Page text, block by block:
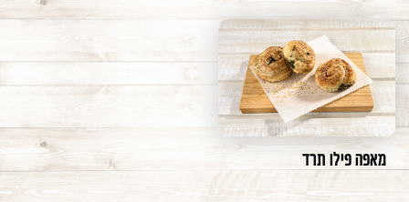
מאפים אישיים לאפייה- חלבי
מאפים מלוחים לאפייה - חלבי
מאפים מלוחים לאפייה - פרווה
מאפים מתוקים לאפייה - חלבי
מאפים מתוקים לאפייה - פרווה
מאפים אישיים לאפייה - פרווה
בחרו קפוא/אפוי קפוא
אפוי
קפוא
אפוי קפוא
בחרו חלבי/פרווה
חלבי
פרווה
מאפה פילו תרד